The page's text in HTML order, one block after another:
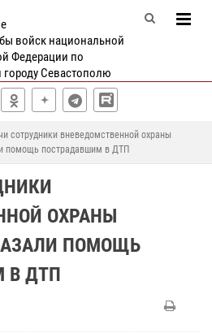
войск национальной
Федерации по
Севастополю
сотрудники вневедомственной охраны
помощь пострадавшим в ДТП
ОХРАНЫ
ПОМОЩЬ
В ДТП